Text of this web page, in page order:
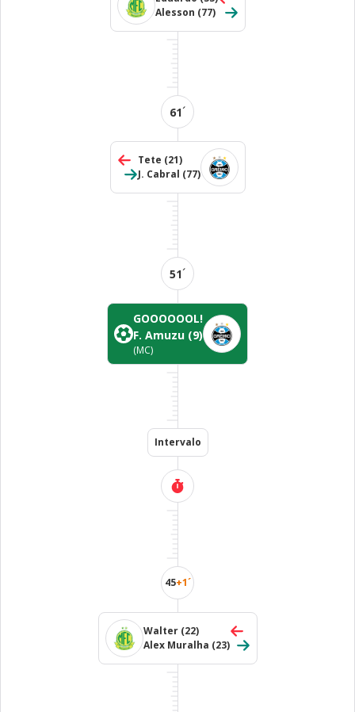
Alesson (77)
61´
Tete (21)
J. Cabral (77)
51´
GOOOOOOL!
F. Amuzu (9)
(MC)
Intervalo
45+1´
Walter (22)
Alex Muralha (23)